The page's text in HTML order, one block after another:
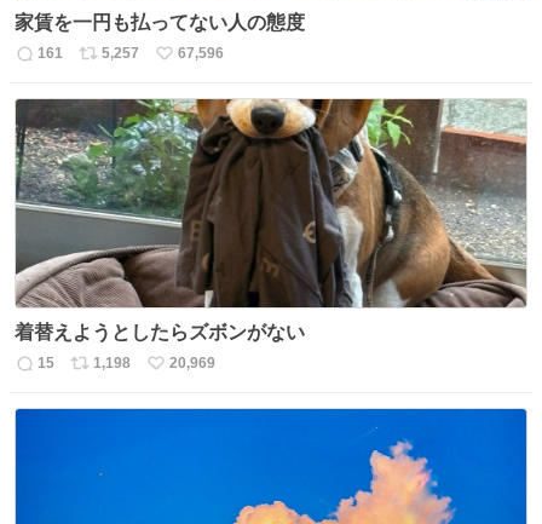
家賃を一円も払ってない人の態度
返
161
リ
ト
数
5,257
い
ね
数
67,596
着替えようとしたらズボンがない
返
15
リ
1,198
い
20,969